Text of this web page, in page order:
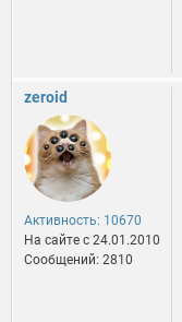
zeroid
Активность: 10670
На сайте c 24.01.2010
Сообщений: 2810